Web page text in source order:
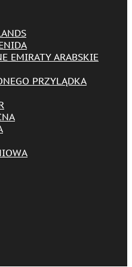
EMIRATY ARABSKIE
PRZYLĄDKA